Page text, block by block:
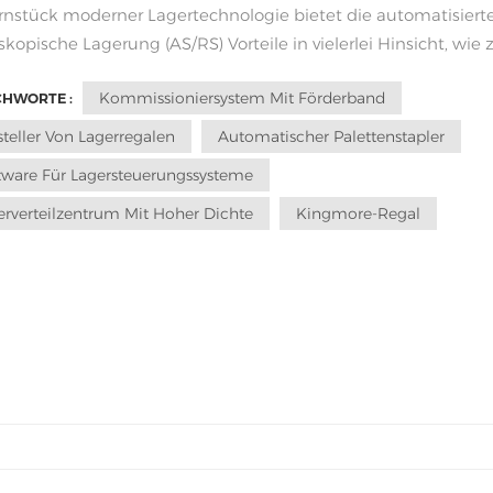
moderner Lagertechnologie bietet die
Lagerung (AS/RS) Vorteile in vielerlei Hinsicht, wie
und lässt sich an unterschiedliche
anpassen. Heute erläutern wi...
:
Kommissioniersystem Mit Förderband
Von Lagerregalen
Automatischer Palettenstapler
Für Lagersteuerungssysteme
Mit Hoher Dichte
Kingmore-Regal